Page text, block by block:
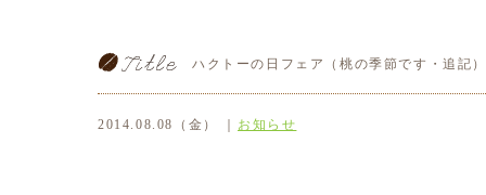
ハクトーの日フェア（桃の季節です・追記
2014.08.08（金） ｜ お知らせ